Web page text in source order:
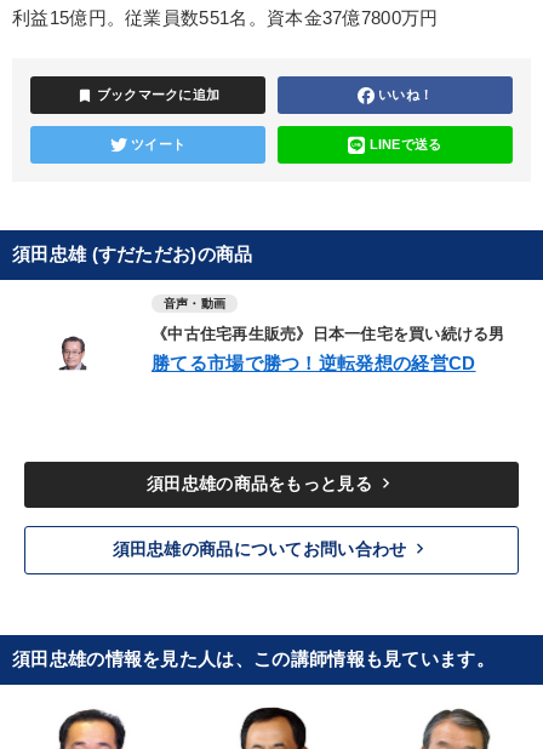
利益15億円。従業員数551名。資本金37億7800万円
bookmark ブックマークに追加 いいね！
ツイート LINEで送る
須田忠雄 (すだただお)の商品
音声・動画
《中古住宅再生販売》日本一住宅を買い続ける男
勝てる市場で勝つ！逆転発想の経営CD
須田忠雄の商品をもっと見る keyboard_arrow_right
須田忠雄の商品についてお問い合わせ keyboard_arrow_right
須田忠雄の情報を見た人は、この講師情報も見ています。